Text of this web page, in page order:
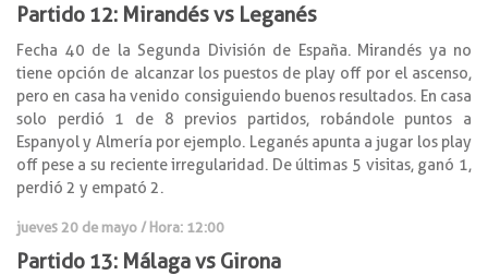
Partido 12: Mirandés vs Leganés
Fecha 40 de la Segunda División de España. Mirandés ya no
tiene opción de alcanzar los puestos de play off por el ascenso,
pero en casa ha venido consiguiendo buenos resultados. En casa
solo perdió 1 de 8 previos partidos, robándole puntos a
Espanyol y Almería por ejemplo. Leganés apunta a jugar los play
off pese a su reciente irregularidad. De últimas 5 visitas, ganó 1,
perdió 2 y empató 2.
jueves 20 de mayo / Hora: 12:00
Partido 13: Málaga vs Girona